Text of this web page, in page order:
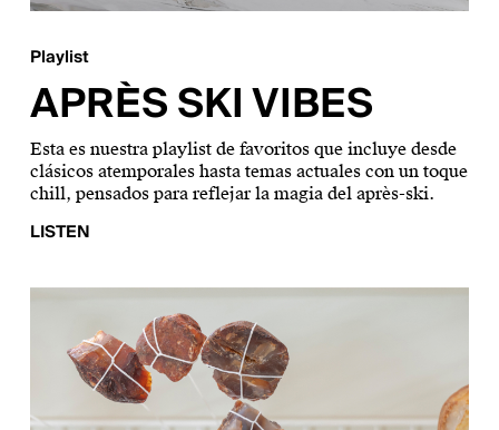
Playlist
APRÈS SKI VIBES
Esta es nuestra playlist de favoritos que incluye desde
clásicos atemporales hasta temas actuales con un toque
chill, pensados para reflejar la magia del après-ski.
LISTEN